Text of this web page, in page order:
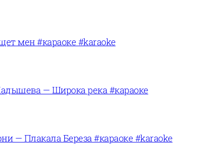
мен #караоке #karaoke
— Широка река #караоке
— Плакала Береза #караоке #karaoke